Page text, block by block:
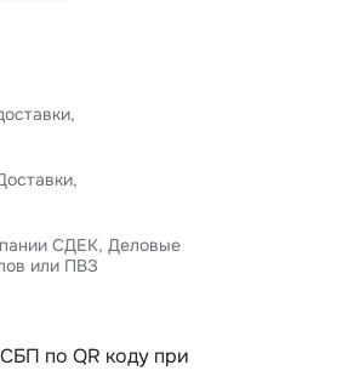
СДЕК, Деловые
или ПВЗ
по QR коду при